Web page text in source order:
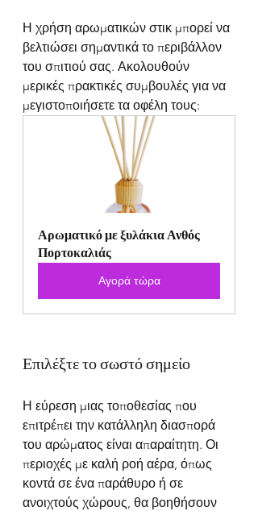
Η χρήση αρωματικών στικ μπορεί να
βελτιώσει σημαντικά το περιβάλλον
του σπιτιού σας. Ακολουθούν
μερικές πρακτικές συμβουλές για να
μεγιστοποιήσετε τα οφέλη τους:
Αρωματικό με ξυλάκια Ανθός
Πορτοκαλιάς
Αγορά τώρα
Επιλέξτε το σωστό σημείο
Η εύρεση μιας τοποθεσίας που
επιτρέπει την κατάλληλη διασπορά
του αρώματος είναι απαραίτητη. Οι
περιοχές με καλή ροή αέρα, όπως
κοντά σε ένα παράθυρο ή σε
ανοιχτούς χώρους, θα βοηθήσουν